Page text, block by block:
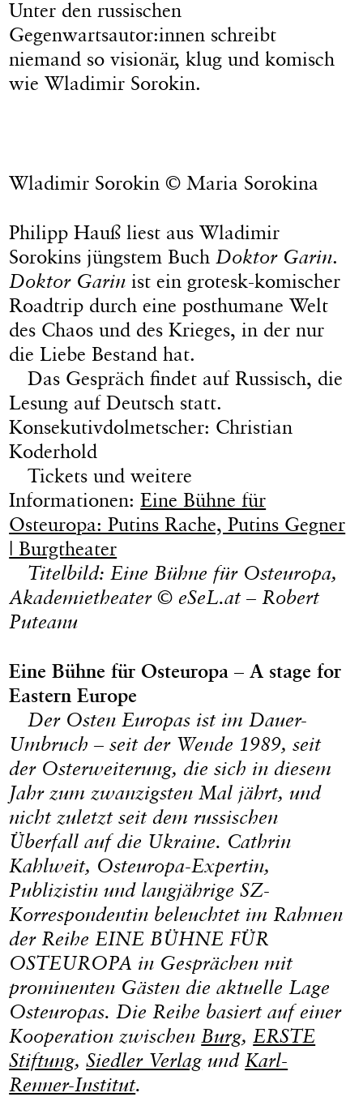
Unter den russischen
Gegenwartsautor:innen schreibt
niemand so visionär, klug und komisch
wie Wladimir Sorokin.
Wladimir Sorokin © Maria Sorokina
Philipp Hauß liest aus Wladimir
Sorokins jüngstem BuchDoktor Garin.
Doktor Garin ist ein grotesk-komischer
Roadtrip durch eine posthumane Welt
des Chaos und des Krieges, in der nur
die Liebe Bestand hat.
Das Gespräch findet auf Russisch, die
Lesung auf Deutsch statt.
Konsekutivdolmetscher: Christian
Koderhold
Tickets und weitere
Informationen:Eine Bühne für
Osteuropa: Putins Rache, Putins Gegner
| Burgtheater
Titelbild: Eine Bühne für Osteuropa,
Akademietheater © eSeL.at – Robert
Puteanu
Eine Bühne für Osteuropa – A stage for
Eastern Europe
Der Osten Europas ist im Dauer-
Umbruch – seit der Wende 1989, seit
der Osterweiterung, die sich in diesem
Jahr zum zwanzigsten Mal jährt, und
nicht zuletzt seit dem russischen
Überfall auf die Ukraine. Cathrin
Kahlweit, Osteuropa-Expertin,
Publizistin und langjährige SZ-
Korrespondentin beleuchtet im Rahmen
der Reihe EINE BÜHNE FÜR
OSTEUROPA in Gesprächen mit
prominenten Gästen die aktuelle Lage
Osteuropas. Die Reihe basiert auf einer
Kooperation zwischenBurg,ERSTE
Stiftung,Siedler Verlag undKarl-
Renner-Institut.